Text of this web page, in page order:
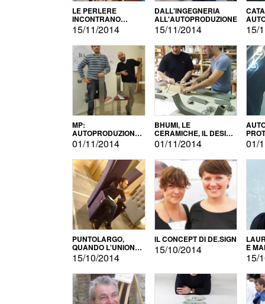
LE PERLERE
INCONTRANO
L'AUTOPRODUZIONE
15/11/2014
DALL'INGEGNERIA
ALL'AUTOPRODUZIONE
15/11/2014 15/
MP:
AUTOPRODUZIONE
E INNOVAZIONE
01/11/2014
BHUMI, LE
CERAMICHE, IL DESIGN
E L'AUTOPRODUZIONE
01/11/2014 01/
PUNTOLARGO,
QUANDO L'UNIONE
FA LA FORZA E
VINCE
15/10/2014
IL CONCEPT DI DE.SIGN
15/10/2014 E
15/